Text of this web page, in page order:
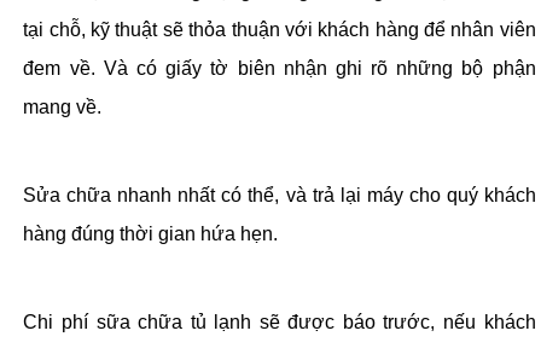
tại chỗ, kỹ thuật sẽ thỏa thuận với khách hàng để nhân viên
đem về. Và có giấy tờ biên nhận ghi rõ những bộ phận
mang về.
Sửa chữa nhanh nhất có thể, và trả lại máy cho quý khách
hàng đúng thời gian hứa hẹn.
Chi phí sữa chữa tủ lạnh sẽ được báo trước, nếu khách